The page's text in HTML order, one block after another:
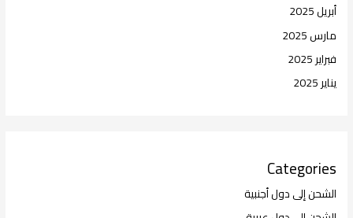
أبريل 2025
مارس 2025
فبراير 2025
يناير 2025
Categories
الشحن إلى دول أجنبية